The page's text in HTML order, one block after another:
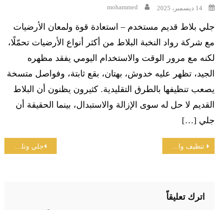
Posted
on
14 ديسمبر، 2025 Author
mohammed
جلي بلاط قديم مستخدم – استعادة قوة ولمعان الأرضيات
مع شركة رواد النخبة البلاط من أكثر أنواع الأرضيات تحمّلًا،
لكنه مع مرور الوقت والاستخدام اليومي يفقد مظهره
الجيد، تظهر عليه خدوش، بهتان، بقع ثابتة، وفواصل متسخة
يصعب تنظيفها بالطرق التقليدية. كثيرون يظنون أن البلاط
القديم لا حل له سوى الإزالة والاستبدال، بينما الحقيقة أن
جلي […]
تصفّح
جلي وتلميع الرخام
اترك تعليقاً